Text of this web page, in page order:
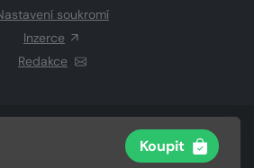
Koupit
soukromí
Inzerce
Redakce
NEWS CENTER a.s.a dodavatelé